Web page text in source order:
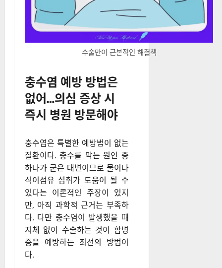
수술만이 근본적인 해결책
충수염 예방 방법은
없어…의심 증상 시
즉시 병원 방문해야
충수염은 특별한 예방법이 없는
질환이다. 충수를 막는 원인 중